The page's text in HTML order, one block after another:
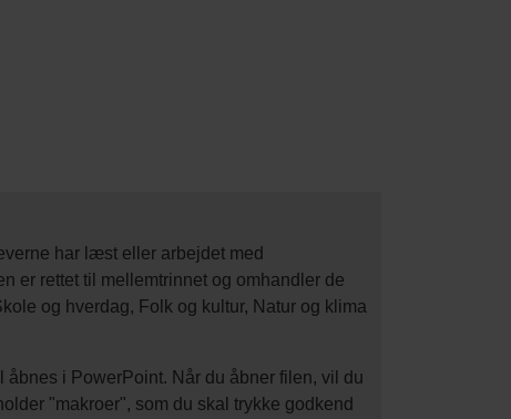
har læst eller arbejdet med
er rettet til mellemtrinnet og omhandler de
og hverdag, Folk og kultur, Natur og klima
åbnes i PowerPoint. Når du åbner filen, vil du
"makroer", som du skal trykke godkend